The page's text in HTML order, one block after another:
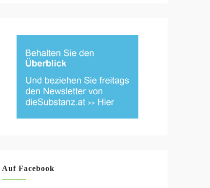
Auf Facebook